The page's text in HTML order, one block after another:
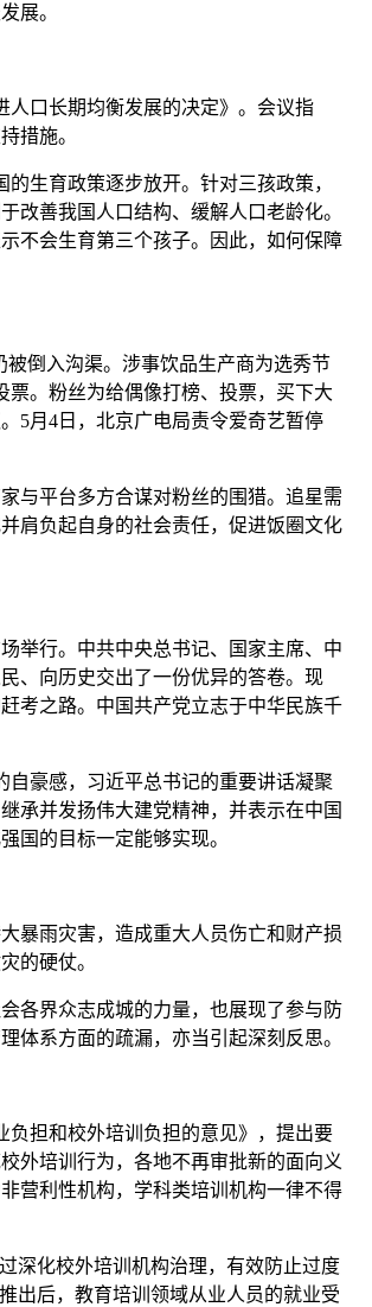
展。
人口长期均衡发展的决定》。会议指
措施。
的生育政策逐步放开。针对三孩政策，
改善我国人口结构、缓解人口老龄化。
不会生育第三个孩子。因此，如何保障
倒入沟渠。涉事饮品生产商为选秀节
票。粉丝为给偶像打榜、投票，买下大
5月4日，北京广电局责令爱奇艺暂停
与平台多方合谋对粉丝的围猎。追星需
肩负起自身的社会责任，促进饭圈文化
举行。中共中央总书记、国家主席、中
、向历史交出了一份优异的答卷。现
考之路。中国共产党立志于中华民族千
自豪感，习近平总书记的重要讲话凝聚
承并发扬伟大建党精神，并表示在中国
国的目标一定能够实现。
暴雨灾害，造成重大人员伤亡和财产损
的硬仗。
各界众志成城的力量，也展现了参与防
体系方面的疏漏，亦当引起深刻反思。
负担和校外培训负担的意见》，提出要
外培训行为，各地不再审批新的面向义
营利性机构，学科类培训机构一律不得
深化校外培训机构治理，有效防止过度
出后，教育培训领域从业人员的就业受